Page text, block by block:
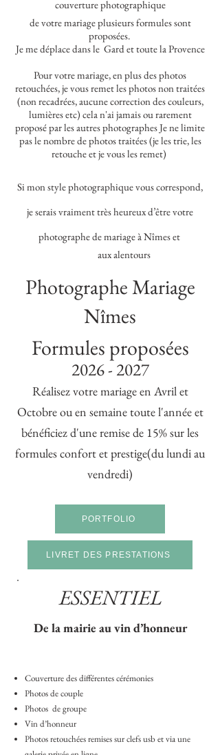
couverture photographique
de votre mariage plusieurs formules sont
proposées.
Je me déplace dans le Gard et toute la Provence
Pour votre mariage, en plus des photos
retouchées, je vous remet les photos non traitées
(non recadrées, aucune correction des couleurs,
lumières etc) cela n'ai jamais ou rarement
proposé par les autres photographes Je ne limite
pas le nombre de photos traitées (je les trie, les
retouche et je vous les remet)
Si mon style photographique vous correspond,
je serais vraiment très heureux d’être votre
photographe de mariage à Nîmes et
aux alentours
Photographe Mariage
Nîmes
Formules proposées
2026 - 2027
Réalisez votre mariage en Avril et
Octobre ou en semaine toute l'année et
bénéficiez d'une remise de 15% sur les
formules confort et prestige(du lundi au
vendredi)
PORTFOLIO
LIVRET DES PRESTATIONS
ESSENTIEL
​De la mairie au vin d’honneur
Couverture des différentes cérémonies
Photos de couple
Photos de groupe
Vin d’honneur
Photos retouchées remises sur clefs usb et via une